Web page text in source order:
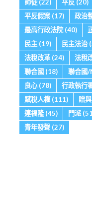
師徒(22) 平反 (20)
平反假案(17) 政治
最高行政法院(40)
民主 (19) 民主法治
法稅改革 (24) 法稅
聯合國 (18) 聯合國/
良心(78) 行政執行
賦稅人權(111) 贈與
連福隆(45) 門派
青年發聲 (27)